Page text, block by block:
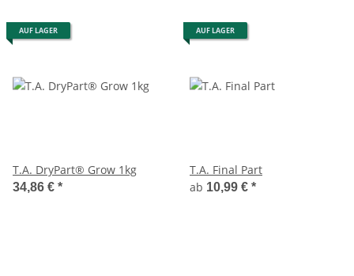
AUF LAGER
T.A. DryPart® Grow 1kg
34,86 € *
AUF LAGER
T.A. Final Part
ab 10,99 € *